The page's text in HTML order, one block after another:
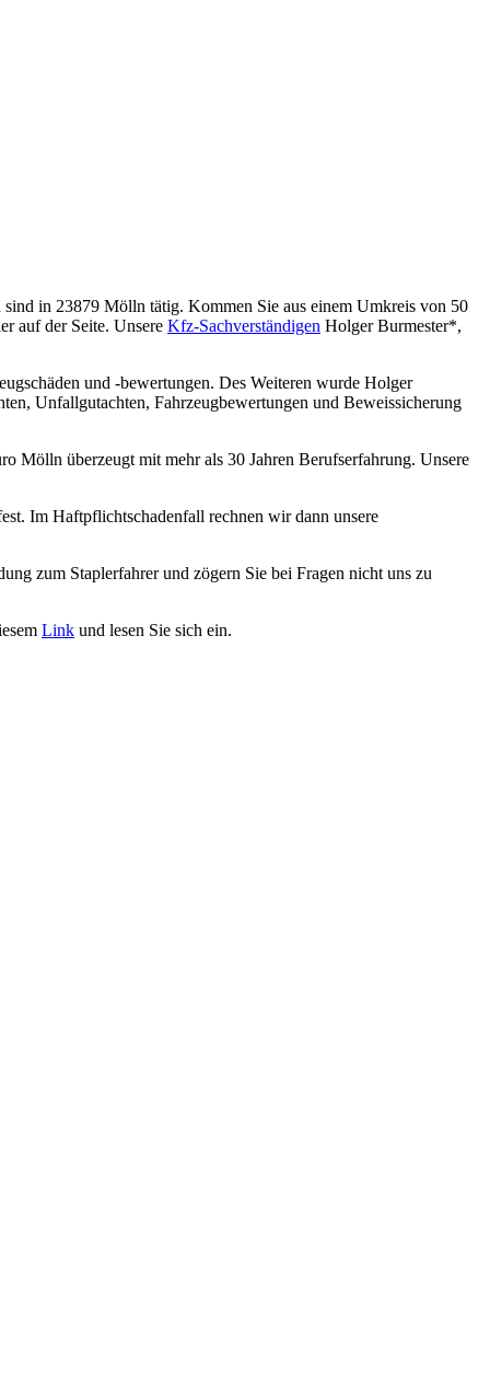
in 23879 Mölln tätig. Kommen Sie aus einem Umkreis von 50
auf der Seite. Unsere Kfz‐Sachverständigen Holger Burmester*,
und -bewertungen. Des Weiteren wurde Holger
Unfallgutachten, Fahrzeugbewertungen und Beweissicherung
Mölln überzeugt mit mehr als 30 Jahren Berufserfahrung. Unsere
Im Haftpflichtschadenfall rechnen wir dann unsere
zum Staplerfahrer und zögern Sie bei Fragen nicht uns zu
Link und lesen Sie sich ein.